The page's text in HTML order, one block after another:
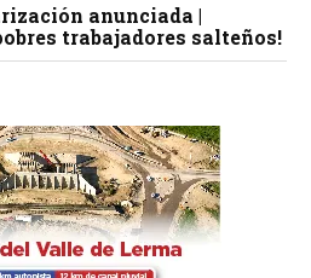
anunciada |
trabajadores salteños!